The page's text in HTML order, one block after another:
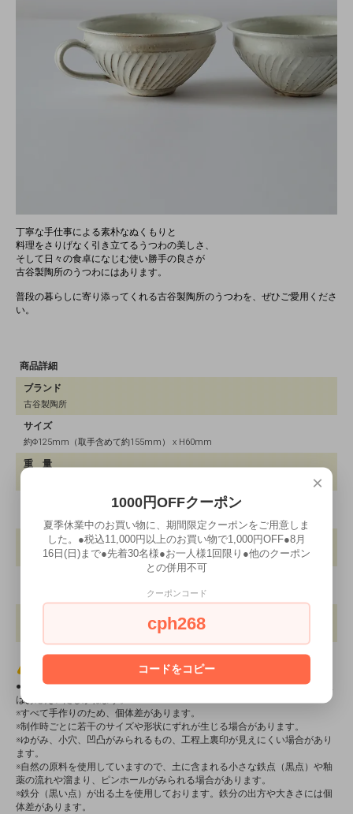
丁寧な手仕事による素朴なぬくもりと
料理をさりげなく引き立てるうつわの美しさ、
そして日々の食卓になじむ使い勝手の良さが
古谷製陶所のうつわにはあります。
普段の暮らしに寄り添ってくれる古谷製陶所のうつわを、ぜひご愛用くださ
い。
商品詳細
ブランド
古谷製陶所
サイズ
約Φ125mm（取手含めて約155mm） x H60mm
重 量
240ml（8分目）／300ml（MAX）
素 材
電子レンジ 〇｜食洗機×｜オーブン×
●検品済みの良品を販売しております。公平性を保つため、個体差のご要望
はお応えいたしかねます。
※すべて手作りのため、個体差があります。
※制作時ごとに若干のサイズや形状にずれが生じる場合があります。
※ゆがみ、小穴、凹凸がみられるもの、工程上裏印が見えにくい場合があり
ます。
※自然の原料を使用していますので、土に含まれる小さな鉄点（黒点）や釉
薬の流れや溜まり、ピンホールがみられる場合があります。
※鉄分（黒い点）が出る土を使用しております。鉄分の出方や大きさには個
体差があります。
×
1000円OFFクーポン
夏季休業中のお買い物に、期間限定クーポンをご用意しま
した。●税込11,000円以上のお買い物で1,000円OFF●8月
16日(日)まで●先着30名様●お一人様1回限り●他のクーポン
との併用不可
クーポンコード
cph268
コードをコピー